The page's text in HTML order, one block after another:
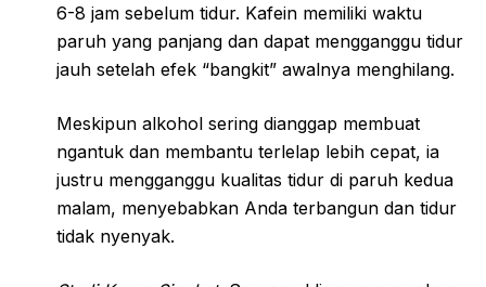
6-8 jam sebelum tidur. Kafein memiliki waktu
paruh yang panjang dan dapat mengganggu tidur
jauh setelah efek “bangkit” awalnya menghilang.
Meskipun alkohol sering dianggap membuat
ngantuk dan membantu terlelap lebih cepat, ia
justru mengganggu kualitas tidur di paruh kedua
malam, menyebabkan Anda terbangun dan tidur
tidak nyenyak.